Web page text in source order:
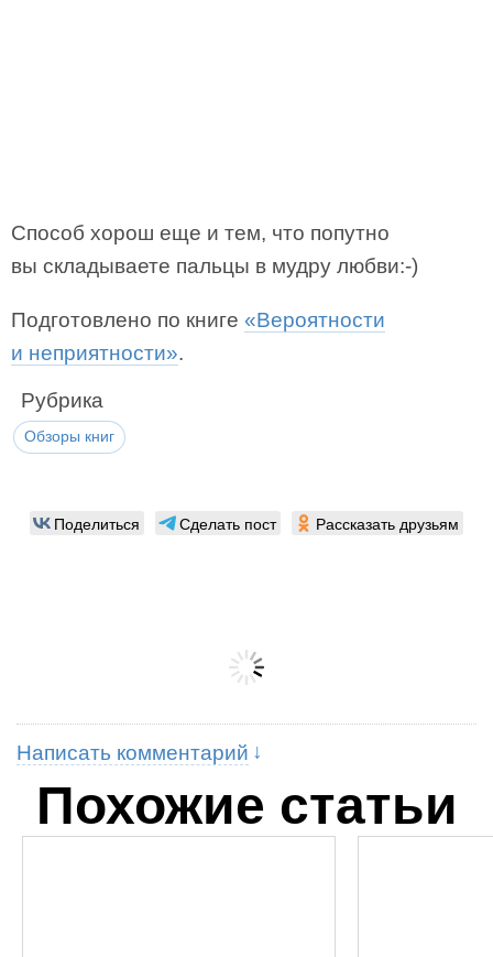
Способ хорош еще и тем, что попутно
вы складываете пальцы в мудру любви:-)
Подготовлено по книге «Вероятности
и неприятности».
Рубрика
Обзоры книг
Поделиться Сделать пост Рассказать друзьям
Написать комментарий
Похожие статьи